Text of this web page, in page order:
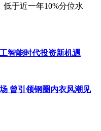
读器范畴，10.3英寸柔性
读与数字笔记功能深度融
层笔记管理系统允许用户
新手用户需要较长时间适
寸轻量化设计使其成为
电源管理系统，实现长达
低于近一年10%分位水
智能时代投资新机遇
曾引领钢圈内衣风潮见